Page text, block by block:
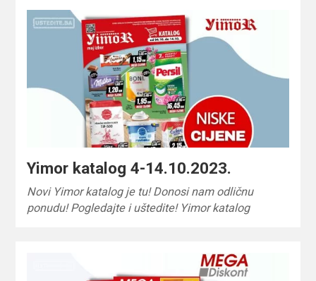
Yimor katalog 4-14.10.2023.
Novi Yimor katalog je tu! Donosi nam odličnu
ponudu! Pogledajte i uštedite! Yimor katalog